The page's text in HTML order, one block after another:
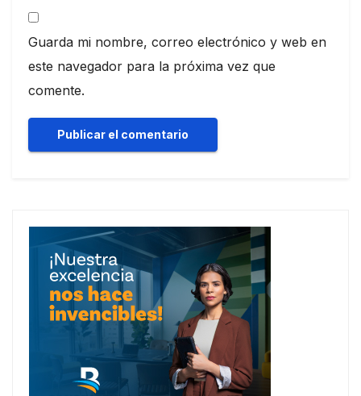
Guarda mi nombre, correo electrónico y web en
este navegador para la próxima vez que
comente.